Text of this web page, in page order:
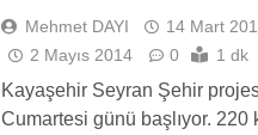
Mehmet DAYI
14 Mart
2 Mayıs 2014
0 1 dk
Kayaşehir Seyran Şehir
Cumartesi günü başlıyor. 220